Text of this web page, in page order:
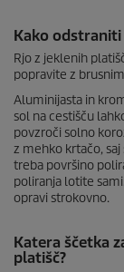
Kako
Rjo z jeklenih
popravite z
Aluminijasta in
sol na cestišču
povzroči solno
z mehko krtačo,
treba površino
poliranja lotite
opravi strokovno.
Katera ščetka
platišč?